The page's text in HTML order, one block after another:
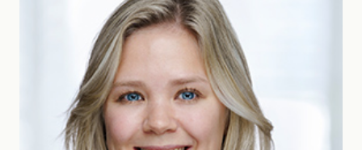
Wiersholm